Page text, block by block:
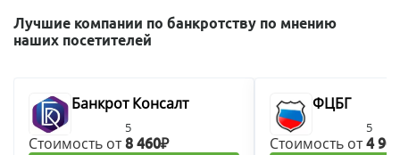
Лучшие компании по банкротству по мнению
наших посетителей
Банкрот Консалт
5
Стоимость от8 460₽
ФЦБГ
5
Стоимость от4